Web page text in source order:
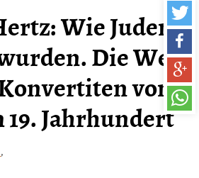
Wie Juden
Die Welt
vom
19. Jahrhundert
,